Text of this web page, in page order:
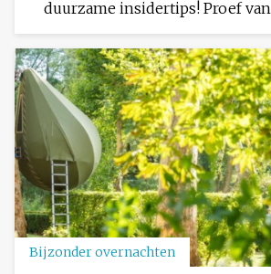
duurzame insidertips! Proef
Bijzonder overnachten